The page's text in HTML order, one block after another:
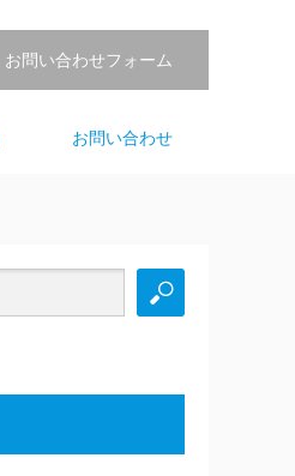
お問い合わせフォーム
お問い合わせ